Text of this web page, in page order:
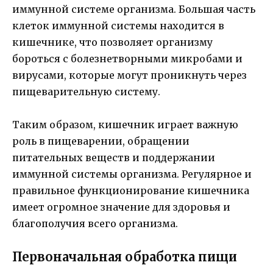
иммунной системе организма. Большая часть
клеток иммунной системы находится в
кишечнике, что позволяет организму
бороться с болезнетворными микробами и
вирусами, которые могут проникнуть через
пищеварительную систему.
Таким образом, кишечник играет важную
роль в пищеварении, обращении
питательных веществ и поддержании
иммунной системы организма. Регулярное и
правильное функционирование кишечника
имеет огромное значение для здоровья и
благополучия всего организма.
Первоначальная обработка пищи